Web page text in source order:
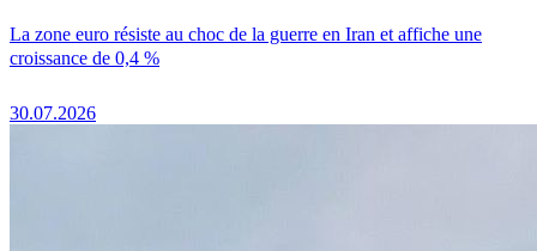
La zone euro résiste au choc de la guerre en Iran et affiche une
croissance de 0,4 %
30.07.2026